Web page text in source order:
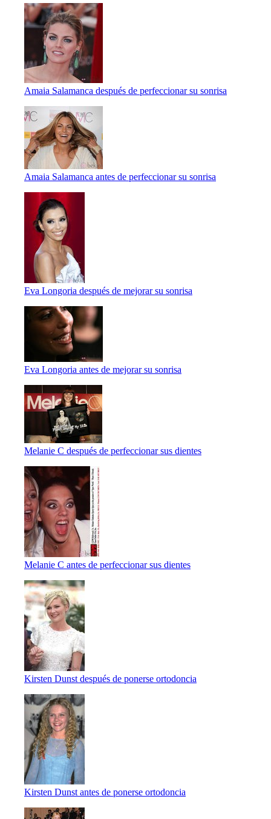
Amaia Salamanca después de perfeccionar su sonrisa
Amaia Salamanca antes de perfeccionar su sonrisa
Eva Longoria después de mejorar su sonrisa
Eva Longoria antes de mejorar su sonrisa
Melanie C después de perfeccionar sus dientes
Melanie C antes de perfeccionar sus dientes
Kirsten Dunst después de ponerse ortodoncia
Kirsten Dunst antes de ponerse ortodoncia